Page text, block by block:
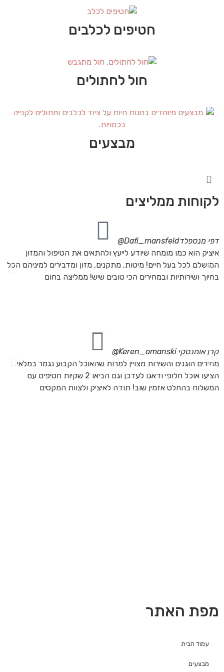
חטיפים לכלבים
חול לחתולים
מבצעים
לקוחות ממליצים
דפי מנספלדDafi_mansfeld@
איציק הוא כמו מומחה שיודע לייעץ ולהתאים את הטיפול והמזון
המושלם לכל בעל חיים! מיטות, מתקנים, מזון ומדבירים למיניהם הכל
בחיוך ושירותיות ובמחירים הכי טובים שיש! ממליצה בחום
קרן אומנסקי Keren_omanski@
מחירים הוגנים והשירות מצויין למרות שהאוכל הקבוע נגמר במלאי
הציעו אוכל חלופי ודאגו לעדכן וגם הביאו 2 שקיות חטיפים עם
המשלוח בהחלט אזמין שוב! תודה לאיציק ולצוות המקסים
מפת האתר
עמוד הבית
מבצעים